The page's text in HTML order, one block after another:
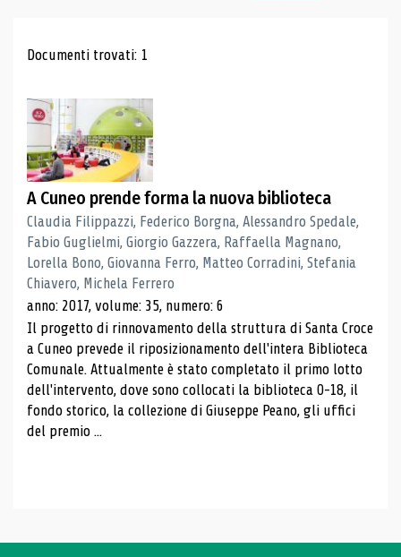
Risultati di ricerca
Documenti trovati: 1
A Cuneo prende forma la nuova biblioteca
Claudia Filippazzi, Federico Borgna, Alessandro Spedale,
Fabio Guglielmi, Giorgio Gazzera, Raffaella Magnano,
Lorella Bono, Giovanna Ferro, Matteo Corradini, Stefania
Chiavero, Michela Ferrero
anno: 2017, volume: 35, numero: 6
Il progetto di rinnovamento della struttura di Santa Croce
a Cuneo prevede il riposizionamento dell'intera Biblioteca
Comunale. Attualmente è stato completato il primo lotto
dell'intervento, dove sono collocati la biblioteca 0-18, il
fondo storico, la collezione di Giuseppe Peano, gli uffici
del premio ...